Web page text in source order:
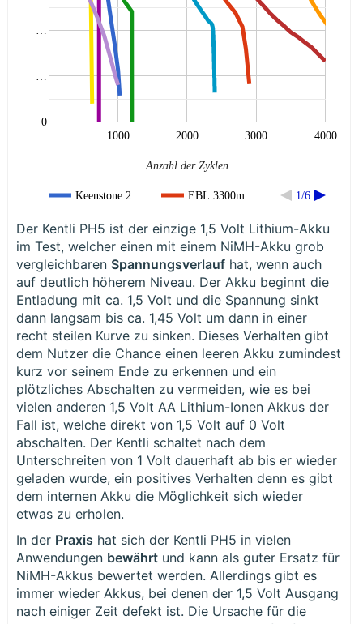
Keenstone 2… EBL 3300m… 1/6
1000 2000 3000 4000
0
Anzahl der Zyklen
Der Kentli PH5 ist der einzige 1,5 Volt Lithium-Akku
im Test, welcher einen mit einem NiMH-Akku grob
vergleichbaren Spannungsverlaufhat, wenn auch
auf deutlich höherem Niveau. Der Akku beginnt die
Entladung mit ca. 1,5 Volt und die Spannung sinkt
dann langsam bis ca. 1,45 Volt um dann in einer
recht steilen Kurve zu sinken. Dieses Verhalten gibt
dem Nutzer die Chance einen leeren Akku zumindest
kurz vor seinem Ende zu erkennen und ein
plötzliches Abschalten zu vermeiden, wie es bei
vielen anderen 1,5 Volt AA Lithium-Ionen Akkus der
Fall ist, welche direkt von 1,5 Volt auf 0 Volt
abschalten. Der Kentli schaltet nach dem
Unterschreiten von 1 Volt dauerhaft ab bis er wieder
geladen wurde, ein positives Verhalten denn es gibt
dem internen Akku die Möglichkeit sich wieder
etwas zu erholen.
In der Praxis hat sich der Kentli PH5 in vielen
Anwendungen bewährtund kann als guter Ersatz für
NiMH-Akkus bewertet werden. Allerdings gibt es
immer wieder Akkus, bei denen der 1,5 Volt Ausgang
nach einiger Zeit defekt ist. Die Ursache für die